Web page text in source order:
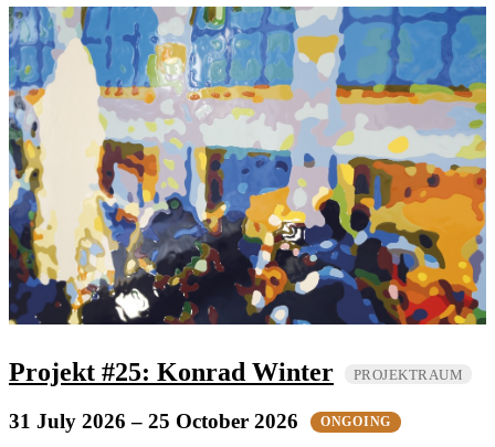
Projekt #25: Konrad Winter PROJEKTRAUM
31 July 2026 – 25 October 2026 ONGOING